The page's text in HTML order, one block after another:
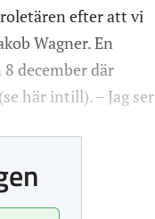
efter att vi
Wagner. En
december där
här intill). – Jag ser